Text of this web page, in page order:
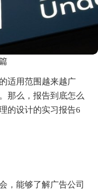
适用范围越来越广
那么，报告到底怎么
的设计的实习报告6
，能够了解广告公司